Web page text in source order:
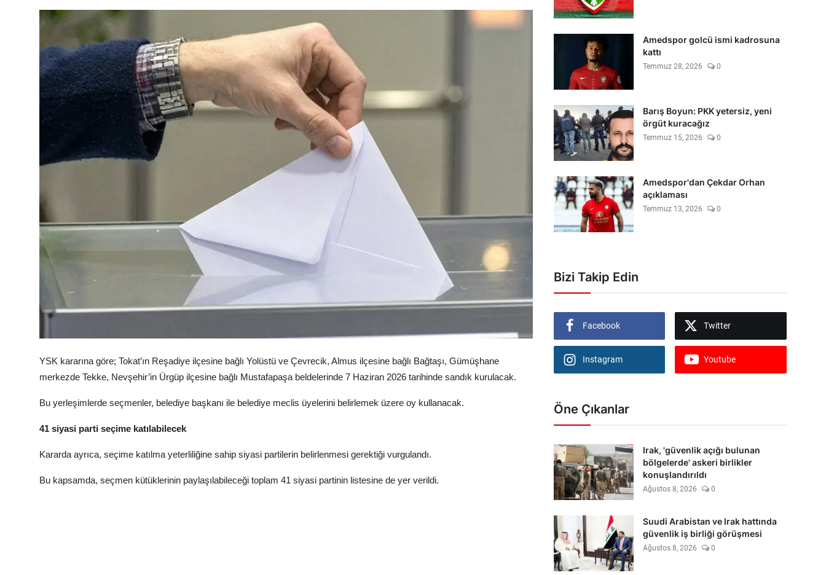
Yazarlar
Kurdi
YSK kararına göre; Tokat’ın Reşadiye ilçesine bağlı Yolüstü ve Çevrecik, Almus ilçesine bağlı Bağtaşı, Gümüşhane
merkezde Tekke, Nevşehir’in Ürgüp ilçesine bağlı Mustafapaşa beldelerinde 7 Haziran 2026 tarihinde sandık kurulacak.
Bu yerleşimlerde seçmenler, belediye başkanı ile belediye meclis üyelerini belirlemek üzere oy kullanacak.
41 siyasi parti seçime katılabilecek
Kararda ayrıca, seçime katılma yeterliliğine sahip siyasi partilerin belirlenmesi gerektiği vurgulandı.
Bu kapsamda, seçmen kütüklerinin paylaşılabileceği toplam 41 siyasi partinin listesine de yer verildi.
Amedspor golcü ismi kadrosuna
kattı
Temmuz 28, 2026 0
Barış Boyun: PKK yetersiz, yeni
örgüt kuracağız
Temmuz 15, 2026 0
Amedspor'dan Çekdar Orhan
açıklaması
Temmuz 13, 2026 0
Bizi Takip Edin
Facebook Twitter
Instagram Youtube
Öne Çıkanlar
Irak, 'güvenlik açığı bulunan
bölgelerde' askeri birlikler
konuşlandırıldı
Ağustos 8, 2026 0
Suudi Arabistan ve Irak hattında
güvenlik iş birliği görüşmesi
Ağustos 8, 2026 0